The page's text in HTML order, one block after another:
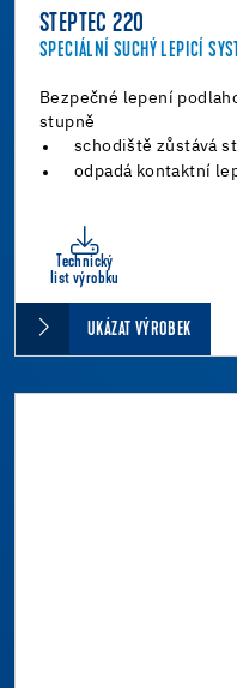
STEPTEC 220
SPECIÁLNÍ SUCHÝ LEPICÍ
Bezpečné lepení
stupně
schodiště zůstává
odpadá kontaktní
Technický
list výrobku
UKÁZAT VÝROBEK